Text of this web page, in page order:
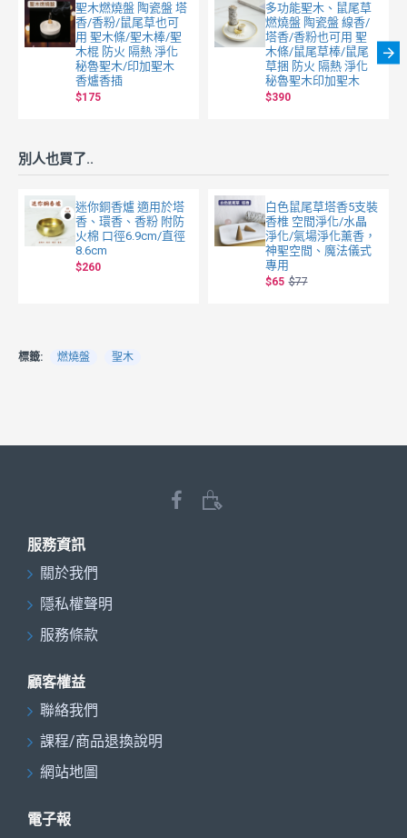
聖木燃燒盤 陶瓷盤 塔
香/香粉/鼠尾草也可
用 聖木條/聖木棒/聖
木棍 防火 隔熱 淨化
秘魯聖木/印加聖木
香爐香插
$175
多功能聖木、鼠尾草
燃燒盤 陶瓷盤 線香/
塔香/香粉也可用 聖
木條/鼠尾草棒/鼠尾
草捆 防火 隔熱 淨化
秘魯聖木印加聖木
$390
別人也買了..
迷你銅香爐 適用於塔
香、環香、香粉 附防
火棉 口徑6.9cm/直徑
8.6cm
$260
白色鼠尾草塔香5支裝
香椎 空間淨化/水晶
淨化/氣場淨化薰香，
神聖空間、魔法儀式
專用
$65 $77
標籤: 燃燒盤 聖木
服務資訊
關於我們
隱私權聲明
服務條款
顧客權益
聯絡我們
課程/商品退換說明
網站地圖
電子報